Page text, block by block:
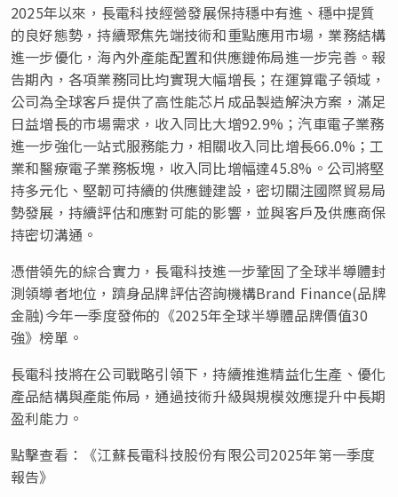
2025年以來，長電科技經營發展保持穩中有進、穩中提質
的良好態勢，持續聚焦先端技術和重點應用市場，業務結構
進一步優化，海內外產能配置和供應鏈佈局進一步完善。報
告期內，各項業務同比均實現大幅增長；在運算電子領域，
公司為全球客戶提供了高性能芯片成品製造解決方案，滿足
日益增長的市場需求，收入同比大增92.9%；汽車電子業務
進一步強化一站式服務能力，相關收入同比增長66.0%；工
業和醫療電子業務板塊，收入同比增幅達45.8%。公司將堅
持多元化、堅韌可持續的供應鏈建設，密切關注國際貿易局
勢發展，持續評估和應對可能的影響，並與客戶及供應商保
持密切溝通。
憑借領先的綜合實力，長電科技進一步鞏固了全球半導體封
測領導者地位，躋身品牌評估咨詢機構Brand Finance(品牌
金融)今年一季度發佈的《2025年全球半導體品牌價值30
強》榜單。
長電科技將在公司戰略引領下，持續推進精益化生產、優化
產品結構與產能佈局，通過技術升級與規模效應提升中長期
盈利能力。
點擊查看：《江蘇長電科技股份有限公司2025年第一季度
報告》